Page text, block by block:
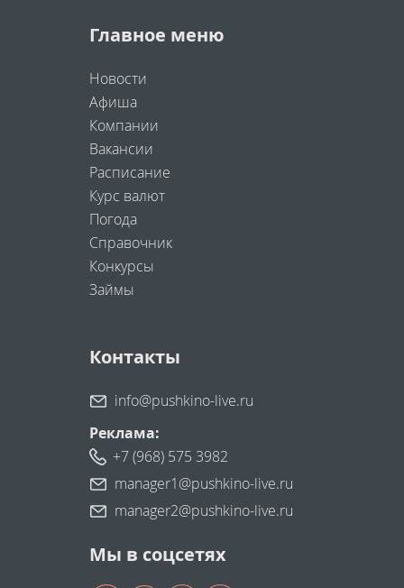
Главное меню
Новости
Афиша
Компании
Вакансии
Расписание
Курс валют
Погода
Справочник
Конкурсы
Займы
Контакты
info@pushkino-live.ru
Реклама:
+7 (968) 575 3982
manager1@pushkino-live.ru
manager2@pushkino-live.ru
Мы в соцсетях